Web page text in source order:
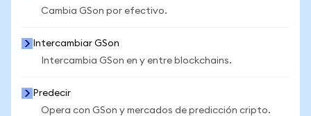
Cambia GSon por efectivo.
Intercambiar GSon
Intercambia GSon en y entre blockchains.
Predecir
Opera con GSon y mercados de predicción cripto.